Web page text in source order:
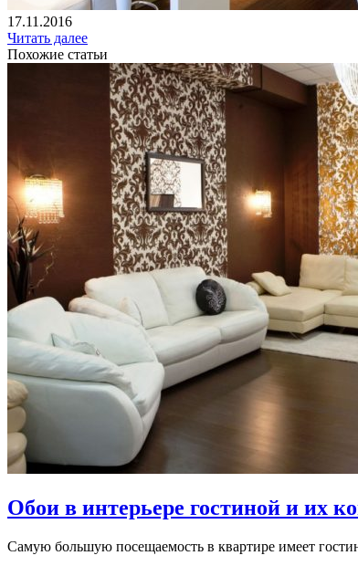
17.11.2016
Читать далее
Похожие статьи
Обои в интерьере гостиной и их
Самую большую посещаемость в квартире имеет